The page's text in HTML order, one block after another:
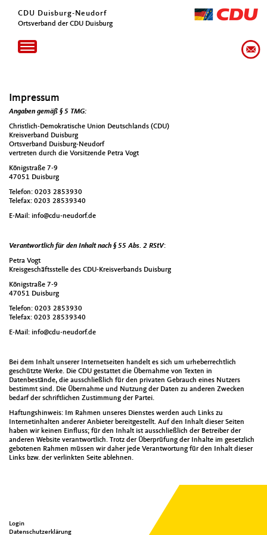
CDU Duisburg-Neudorf
Ortsverband der CDU Duisburg
Toggle
navigation
Impressum
Angaben gemäß § 5 TMG:
Christlich-Demokratische Union Deutschlands (CDU)
Kreisverband Duisburg
Ortsverband Duisburg-Neudorf
vertreten durch die Vorsitzende Petra Vogt
Königstraße 7-9
47051 Duisburg
Telefon: 0203 2853930
Telefax: 0203 28539340
E-Mail: info@cdu-neudorf.de
Verantwortlich für den Inhalt nach § 55 Abs. 2 RStV:
Petra Vogt
Kreisgeschäftsstelle des CDU-Kreisverbands Duisburg
Königstraße 7-9
47051 Duisburg
Telefon: 0203 2853930
Telefax: 0203 28539340
E-Mail: info@cdu-neudorf.de
Bei dem Inhalt unserer Internetseiten handelt es sich um urheberrechtlich
geschützte Werke. Die CDU gestattet die Übernahme von Texten in
Datenbestände, die ausschließlich für den privaten Gebrauch eines Nutzers
bestimmt sind. Die Übernahme und Nutzung der Daten zu anderen Zwecken
bedarf der schriftlichen Zustimmung der Partei.
Haftungshinweis: Im Rahmen unseres Dienstes werden auch Links zu
Internetinhalten anderer Anbieter bereitgestellt. Auf den Inhalt dieser Seiten
haben wir keinen Einfluss; für den Inhalt ist ausschließlich der Betreiber der
anderen Website verantwortlich. Trotz der Überprüfung der Inhalte im gesetzlich
gebotenen Rahmen müssen wir daher jede Verantwortung für den Inhalt dieser
Links bzw. der verlinkten Seite ablehnen.
im
Login
Datenschutzerklärung